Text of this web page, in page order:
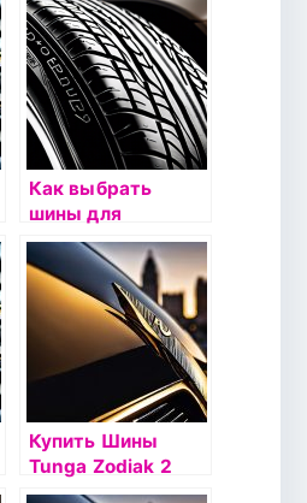
Как выбрать
шины для
экономичной
езды:
рекомендации
Купить Шины
Tunga Zodiak 2